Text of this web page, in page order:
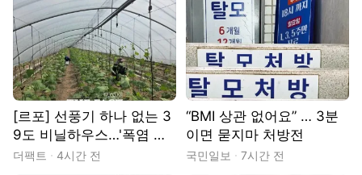
[르포] 선풍기 하나 없는 3
9도 비닐하우스…'폭염 악
몽' 꾸는 이주노동자
더팩트 4시간 전
“BMI 상관 없어요” … 3분
이면 묻지마 처방전
국민일보 7시간 전